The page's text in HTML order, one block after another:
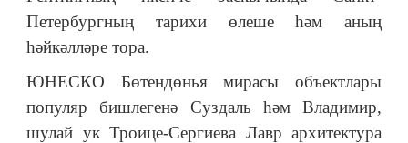
Петербургның тарихи өлеше һәм аның
һәйкәлләре тора.
ЮНЕСКО Бөтендөнья мирасы объектлары
популяр бишлегенә Суздаль һәм Владимир,
шулай ук Троице-Сергиева Лавр архитектура